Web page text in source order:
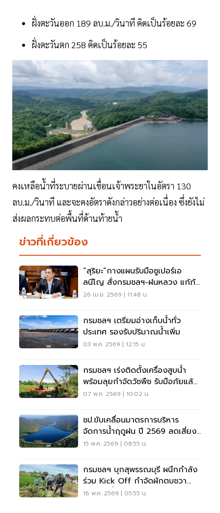
ฝั่งตะวันออก 189 ลบ.ม./วินาที คิดเป็นร้อยละ 69
ฝั่งตะวันตก 258 คิดเป็นร้อยละ 55
คงเหลือน้ำที่ระบายผ่านเขื่อนเจ้าพระยาในอัตรา 130
ลบ.ม./วินาที และจะคงอัตราดังกล่าวอย่างต่อเนื่อง ซึ่งยังไม่
ส่งผลกระทบต่อพื้นที่ด้านท้ายน้ำ
ข่าวที่เกี่ยวข้อง
“สุริยะ”กางแผนรับมือซูเปอร์เอ
ลนีโญ สั่งกรมชลฯ-ฝนหลวง แก้ภัย
แล้งเกษตรกร
26 เม.ย. 2569 | 11:48 น.
กรมชลฯ เตรียมอ่างเก็บน้ำทั่ว
ประเทศ รองรับปริมาณน้ำเพิ่ม
03 พ.ค. 2569 | 12:15 น.
กรมชลฯ เร่งติดตั้งเครื่องสูบน้ำ
พร้อมลุยกำจัดวัชพืช รับมือภัยแล้ง
ทั่วประเทศ
07 พ.ค. 2569 | 10:02 น.
ชป.ขับเคลื่อนมาตรการบริหาร
จัดการน้ำฤดูฝน ปี 2569 ลดเสี่ยง
อุทกภัย ลดผลกระทบประชาชน
15 พ.ค. 2569 | 08:55 น.
กรมชลฯ บุกสุพรรณบุรี ผนึกกำลัง
ร่วม Kick Off กำจัดผักตบชวา
เพิ่มทางน้ำรับต้นฝน
16 พ.ค. 2569 | 05:55 น.